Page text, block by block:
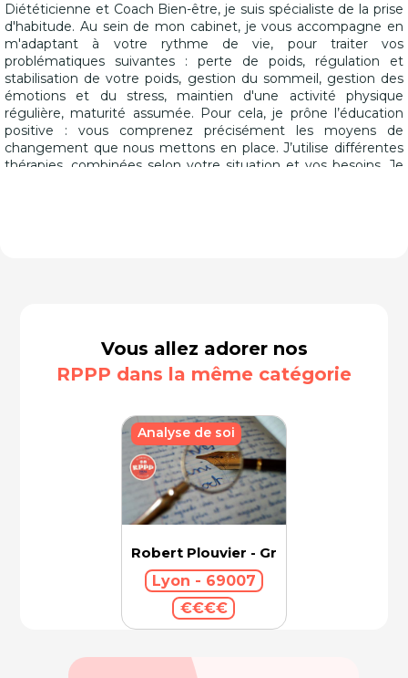
Diététicienne et Coach Bien-être, je suis spécialiste de la prise
d'habitude. Au sein de mon cabinet, je vous accompagne en
m'adaptant à votre rythme de vie, pour traiter vos
problématiques suivantes : perte de poids, régulation et
stabilisation de votre poids, gestion du sommeil, gestion des
émotions et du stress, maintien d'une activité physique
régulière, maturité assumée. Pour cela, je prône l’éducation
positive : vous comprenez précisément les moyens de
changement que nous mettons en place. J’utilise différentes
thérapies, combinées selon votre situation et vos besoins. Je
Vous allez adorer nos
RPPP dans la même catégorie
Robert Plouvier - Graphologue
Lyon - 69007
€€€€
Analyse de soi